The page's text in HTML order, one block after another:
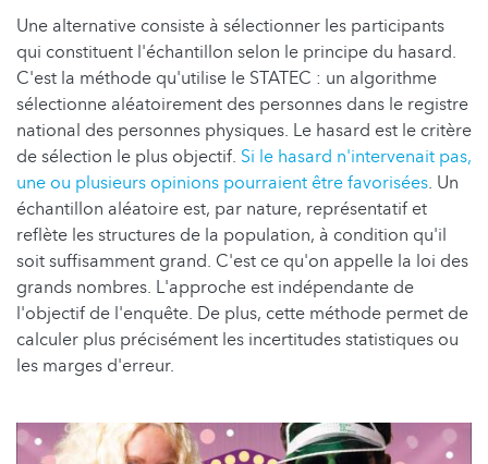
Une alternative consiste à sélectionner les participants
qui constituent l'échantillon selon le principe du hasard.
C'est la méthode qu'utilise le STATEC : un algorithme
sélectionne aléatoirement des personnes dans le registre
national des personnes physiques. Le hasard est le critère
de sélection le plus objectif. Si le hasard n'intervenait pas,
une ou plusieurs opinions pourraient être favorisées. Un
échantillon aléatoire est, par nature, représentatif et
reflète les structures de la population, à condition qu'il
soit suffisamment grand. C'est ce qu'on appelle la loi des
grands nombres. L'approche est indépendante de
l'objectif de l'enquête. De plus, cette méthode permet de
calculer plus précisément les incertitudes statistiques ou
les marges d'erreur.